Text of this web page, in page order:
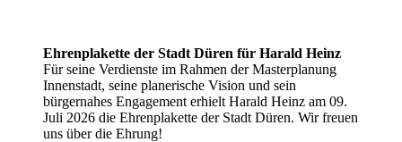
Ehrenplakette der Stadt Düren für Harald Heinz
Für seine Verdienste im Rahmen der Masterplanung
Innenstadt, seine planerische Vision und sein
bürgernahes Engagement erhielt Harald Heinz am 09.
Juli 2026 die Ehrenplakette der Stadt Düren. Wir freuen
uns über die Ehrung!